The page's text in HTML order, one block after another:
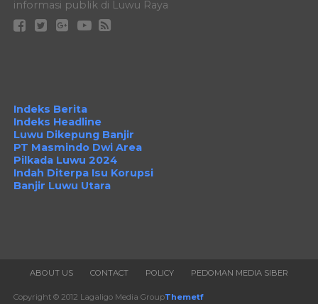
informasi publik di Luwu Raya
Indeks Berita
Indeks Headline
Luwu Dikepung Banjir
PT Masmindo Dwi Area
Pilkada Luwu 2024
Indah Diterpa Isu Korupsi
Banjir Luwu Utara
ABOUT US CONTACT POLICY PEDOMAN MEDIA SIBER
Copyright © 2012 Lagaligo Media GroupThemetf